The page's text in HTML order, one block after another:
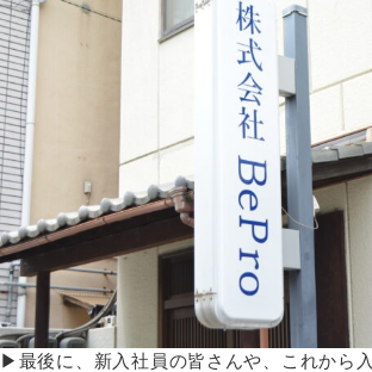
▶最後に、新入社員の皆さんや、これから